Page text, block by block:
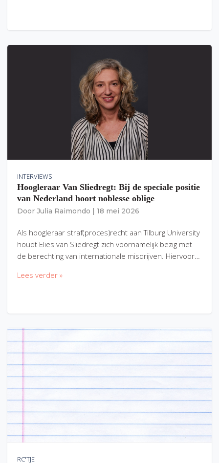
INTERVIEWS
Hoogleraar Van Sliedregt: Bij de speciale positie
van Nederland hoort noblesse oblige
Door Julia Raimondo 18 mei 2026
Als hoogleraar straf(proces)recht aan Tilburg University
houdt Elies van Sliedregt zich voornamelijk bezig met
de berechting van internationale misdrijven. Hiervoor…
Lees verder »
RC'TJE